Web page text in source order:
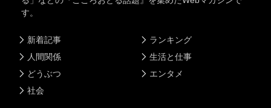
す。
新着記事
人間関係
どうぶつ
社会
ランキング
生活と仕事
エンタメ